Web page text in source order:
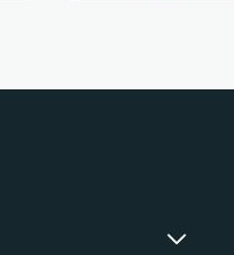
이아테인® 알지에이트
위험이 있는 상처에
. 바이아테인® 알지에